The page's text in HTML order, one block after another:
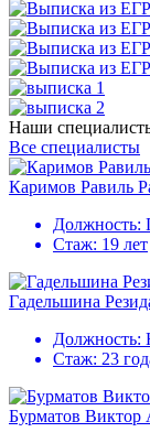
Наши
Все специалисты
Каримов Равиль
Должность:
Стаж: 19 лет
Гадельшина
Должность:
Стаж: 23
Бурматов Виктор